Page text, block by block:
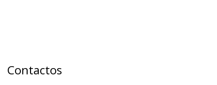
Contactos